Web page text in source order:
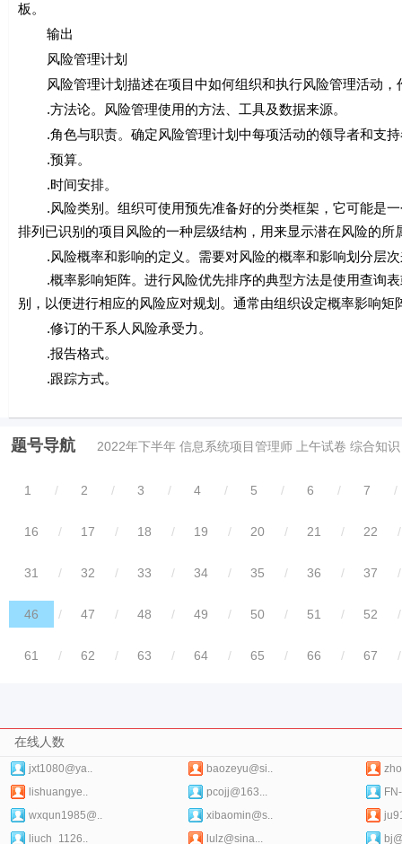
板。
输出
风险管理计划
风险管理计划描述在项目中如何组织和执行风险管理活动，
.方法论。风险管理使用的方法、工具及数据来源。
.角色与职责。确定风险管理计划中每项活动的领导者和支持
.预算。
.时间安排。
.风险类别。组织可使用预先准备好的分类框架，它可能是一
排列已识别的项目风险的一种层级结构，用来显示潜在风险的所
.风险概率和影响的定义。需要对风险的概率和影响划分层次
.概率影响矩阵。进行风险优先排序的典型方法是使用查询表
别，以便进行相应的风险应对规划。通常由组织设定概率影响矩
.修订的干系人风险承受力。
.报告格式。
.跟踪方式。
题号导航 2022年下半年 信息系统项目管理师 上午试卷 综合知识
1 / 2 / 3 / 4 / 5 / 6 / 7 /
16 / 17 / 18 / 19 / 20 / 21 / 22 /
31 / 32 / 33 / 34 / 35 / 36 / 37 /
46 / 47 / 48 / 49 / 50 / 51 / 52 /
61 / 62 / 63 / 64 / 65 / 66 / 67 /
在线人数
jxt1080@ya.. baozeyu@si..
lishuangye..
pcojj@163...
wxqun1985@..
xibaomin@s..
liuch_1126..
lulz@sina...